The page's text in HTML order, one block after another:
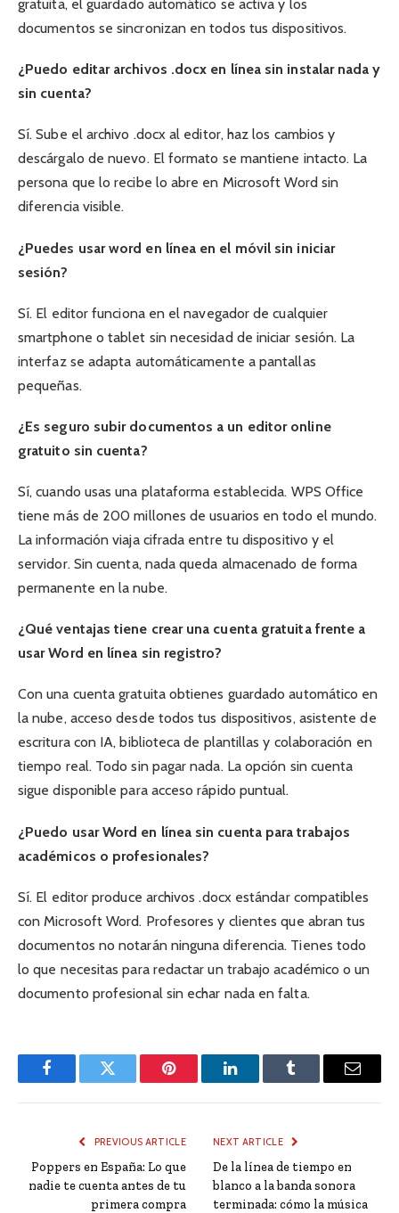
gratuita, el guardado automático se activa y los
documentos se sincronizan en todos tus dispositivos.
¿Puedo editar archivos .docx en línea sin instalar nada y
sin cuenta?
Sí. Sube el archivo .docx al editor, haz los cambios y
descárgalo de nuevo. El formato se mantiene intacto. La
persona que lo recibe lo abre en Microsoft Word sin
diferencia visible.
¿Puedes usar word en línea en el móvil sin iniciar
sesión?
Sí. El editor funciona en el navegador de cualquier
smartphone o tablet sin necesidad de iniciar sesión. La
interfaz se adapta automáticamente a pantallas
pequeñas.
¿Es seguro subir documentos a un editor online
gratuito sin cuenta?
Sí, cuando usas una plataforma establecida. WPS Office
tiene más de 200 millones de usuarios en todo el mundo.
La información viaja cifrada entre tu dispositivo y el
servidor. Sin cuenta, nada queda almacenado de forma
permanente en la nube.
¿Qué ventajas tiene crear una cuenta gratuita frente a
usar Word en línea sin registro?
Con una cuenta gratuita obtienes guardado automático en
la nube, acceso desde todos tus dispositivos, asistente de
escritura con IA, biblioteca de plantillas y colaboración en
tiempo real. Todo sin pagar nada. La opción sin cuenta
sigue disponible para acceso rápido puntual.
¿Puedo usar Word en línea sin cuenta para trabajos
académicos o profesionales?
Sí. El editor produce archivos .docx estándar compatibles
con Microsoft Word. Profesores y clientes que abran tus
documentos no notarán ninguna diferencia. Tienes todo
lo que necesitas para redactar un trabajo académico o un
documento profesional sin echar nada en falta.
FacebookTwitter Pinterest LinkedInTumblr Email
PREVIOUS ARTICLE
Poppers en España: Lo que
nadie te cuenta antes de tu
primera compra
NEXT ARTICLE
De la línea de tiempo en
blanco a la banda sonora
terminada: cómo la música